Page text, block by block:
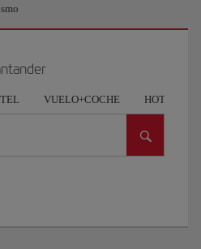
VUELO+COCHE HOTEL